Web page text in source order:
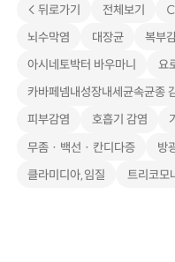
< 뒤로가기 전체보기
뇌수막염
대장균 복부
아시네토박터 바우마니
요
카바페넴내성장내세균속균종
피부감염
호흡기 감염
무좀 · 백선 · 칸디다증
방
클라미디아,임질
트리코모